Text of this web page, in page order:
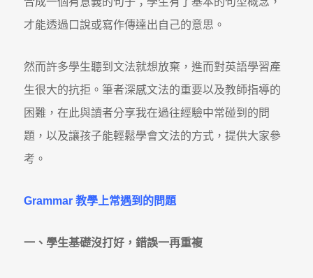
才能透過口說或寫作傳達出自己的意思。
然而許多學生聽到文法就想放棄，進而對英語學習產
生很大的抗拒。筆者深感文法的重要以及教師指導的
困難，在此與讀者分享我在過往經驗中常碰到的問
題，以及讓孩子能輕鬆學會文法的方式，提供大家參
考。
Grammar 教學上常遇到的問題
一、學生基礎沒打好，錯誤一再重複